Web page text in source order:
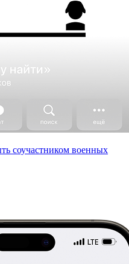
соучастником военных